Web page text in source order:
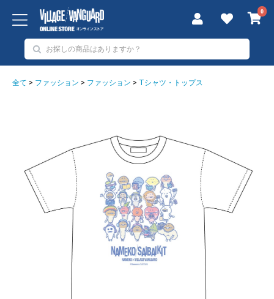
0
全て > ファッション > ファッション > Tシャツ・トップス